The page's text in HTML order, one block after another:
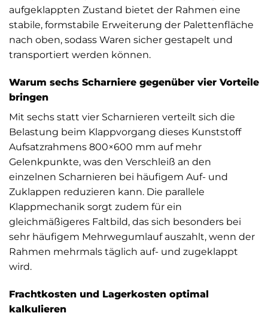
aufgeklappten Zustand bietet der Rahmen eine
stabile, formstabile Erweiterung der Palettenfläche
nach oben, sodass Waren sicher gestapelt und
transportiert werden können.
Warum sechs Scharniere gegenüber vier Vorteile
bringen
Mit sechs statt vier Scharnieren verteilt sich die
Belastung beim Klappvorgang dieses Kunststoff
Aufsatzrahmens 800×600 mm auf mehr
Gelenkpunkte, was den Verschleiß an den
einzelnen Scharnieren bei häufigem Auf- und
Zuklappen reduzieren kann. Die parallele
Klappmechanik sorgt zudem für ein
gleichmäßigeres Faltbild, das sich besonders bei
sehr häufigem Mehrwegumlauf auszahlt, wenn der
Rahmen mehrmals täglich auf- und zugeklappt
wird.
Frachtkosten und Lagerkosten optimal
kalkulieren